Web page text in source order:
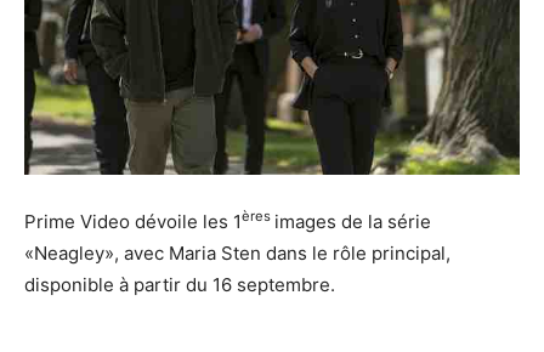
Prime Video dévoile les 1ères images de la série
«Neagley», avec Maria Sten dans le rôle principal,
disponible à partir du 16 septembre.